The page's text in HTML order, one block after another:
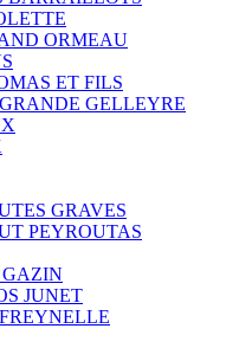
ORMEAU
ET FILS
GELLEYRE
GRAVES
PEYROUTAS
JUNET